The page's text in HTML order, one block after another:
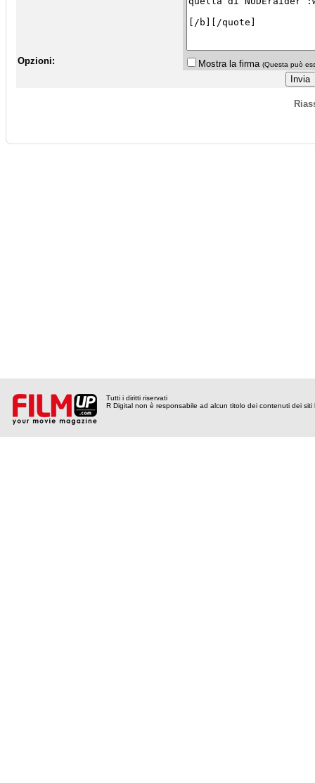
Opzioni: Mostra la firma (Questa può
Tutti i diritti riservati
R Digital non è responsabile ad alcun titolo dei contenuti dei siti